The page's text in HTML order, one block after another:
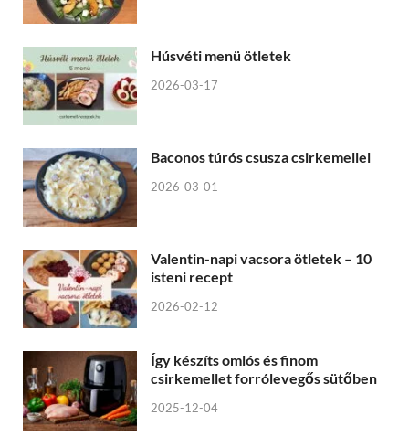
Húsvéti menü ötletek
2026-03-17
Baconos túrós csusza csirkemellel
2026-03-01
Valentin-napi vacsora ötletek – 10
isteni recept
2026-02-12
Így készíts omlós és finom
csirkemellet forrólevegős sütőben
2025-12-04